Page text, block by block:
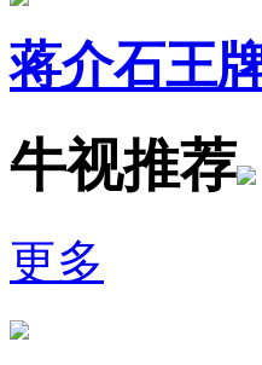
蒋介石王
牛视推荐
更多